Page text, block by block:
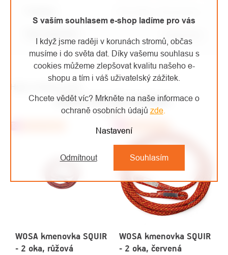
S vaším souhlasem e-shop ladíme pro vás
I když jsme raději v korunách stromů, občas
musíme i do světa dat. Díky vašemu souhlasu s
cookies můžeme zlepšovat kvalitu našeho e-
shopu a tím i váš uživatelský zážitek.
Chcete vědět víc? Mrkněte na naše informace o
ochraně osobních údajů zde.
Nastavení
Odmítnout Souhlasím
MOHLO BY VÁS ZAJÍMAT
WOSA kmenovka SQUIR
- 2 oka, růžová
Doporučujeme
WOSA kmenovka SQUIR
- 2 oka, červená